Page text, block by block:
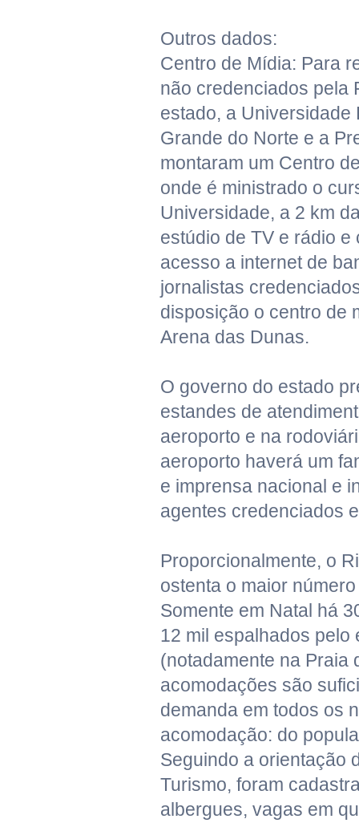
Outros dados:
Centro de Mídia: Para
não credenciados pela
estado, a Universidade
Grande do Norte e a
montaram um Centro
onde é ministrado o
Universidade, a 2 km
estúdio de TV e rádio
acesso a internet de
jornalistas
disposição o centro de
Arena das Dunas.
O governo do estado
estandes de
aeroporto e na
aeroporto haverá um
e imprensa nacional e
agentes credenciados
Proporcionalmente, o
ostenta o maior
Somente em Natal há
12 mil espalhados pelo
(notadamente na Praia
acomodações são
demanda em todos os
acomodação: do
Seguindo a orientação
Turismo, foram
albergues, vagas em